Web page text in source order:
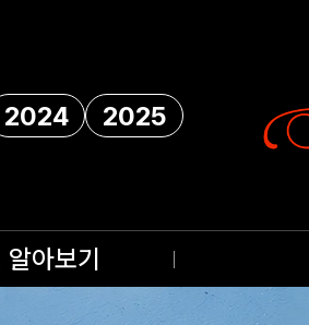
2024 2025
알아보기